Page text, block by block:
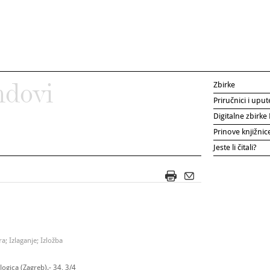
Izlaganje; Izložba
(Zagreb).- 34, 3/4
Zbirke
Priručnici i
Digitalne zbirke
Prinove
Jeste li čitali?